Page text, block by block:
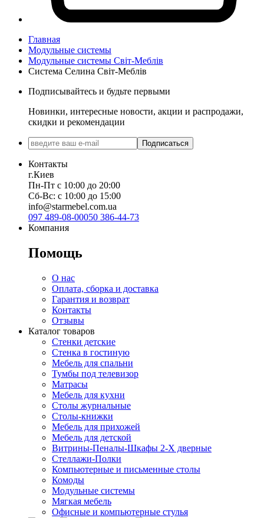
Главная
Модульные системы
Модульные системы Світ-Meблів
Система Селина Світ-Меблів
Подписывайтесь и будьте первыми
Новинки, интересные новости, акции и распродажи,
скидки и рекомендации
Подписаться
Контакты
г.Киев
Пн-Пт с 10:00 до 20:00
Сб-Вс: с 10:00 до 15:00
info@starmebel.com.ua
097 489-08-00050 386-44-73
Компания
Помощь
О нас
Оплата, сборка и доставка
Гарантия и возврат
Контакты
Отзывы
Каталог товаров
Стенки детские
Стенка в гостиную
Мебель для спальни
Тумбы под телевизор
Матрасы
Мебель для кухни
Столы журнальные
Столы-книжки
Мебель для прихожей
Мебель для детской
Витрины-Пеналы-Шкафы 2-Х дверные
Стеллажи-Полки
Компьютерные и письменные столы
Комоды
Модульные системы
Мягкая мебель
Офисные и компьютерные стулья